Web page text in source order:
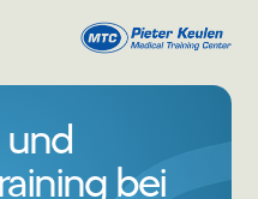
und
bei